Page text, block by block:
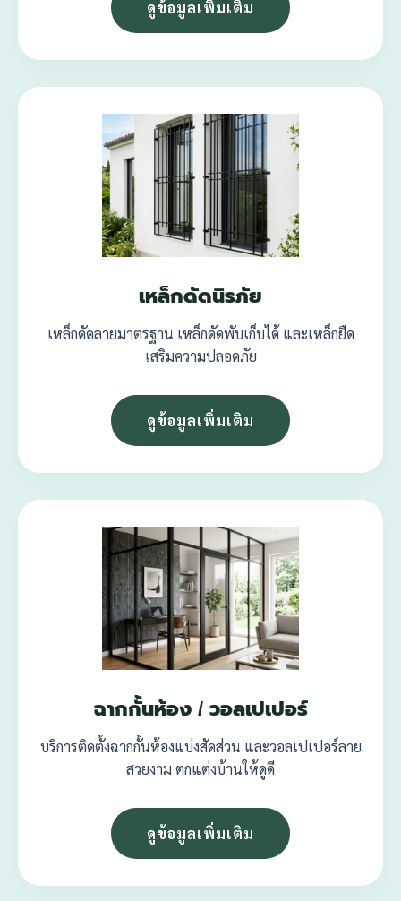
ดูข้อมูลเพิ่มเติม
เหล็กดัดนิรภัย
เหล็กดัดลายมาตรฐาน เหล็กดัดพับเก็บได้ และเหล็กยืด
เสริมความปลอดภัย
ดูข้อมูลเพิ่มเติม
ฉากกั้นห้อง / วอลเปเปอร์
บริการติดตั้งฉากกั้นห้องแบ่งสัดส่วน และวอลเปเปอร์ลาย
สวยงาม ตกแต่งบ้านให้ดูดี
ดูข้อมูลเพิ่มเติม